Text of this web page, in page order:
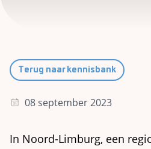
Terug naar kennisbank
08 september 2023
In Noord-Limburg, een